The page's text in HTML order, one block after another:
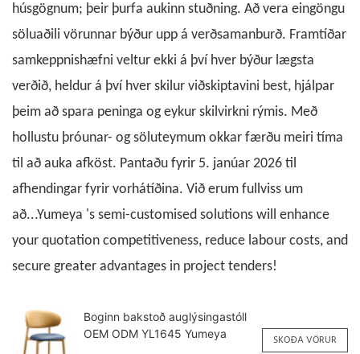
húsgögnum; þeir þurfa aukinn stuðning. Að vera eingöngu
söluaðili vörunnar býður upp á verðsamanburð. Framtíðar
samkeppnishæfni veltur ekki á því hver býður lægsta
verðið, heldur á því hver skilur viðskiptavini best, hjálpar
þeim að spara peninga og eykur skilvirkni rýmis. Með
hollustu þróunar- og söluteymum okkar færðu meiri tíma
til að auka afköst. Pantaðu fyrir 5. janúar 2026 til
afhendingar fyrir vorhátíðina. Við erum fullviss um
að...Yumeya 's semi-customised solutions will enhance
your quotation competitiveness, reduce labour costs, and
secure greater advantages in project tenders!
Boginn bakstoð auglýsingastóll
OEM ODM YL1645 Yumeya
SKOÐA VÖRUR